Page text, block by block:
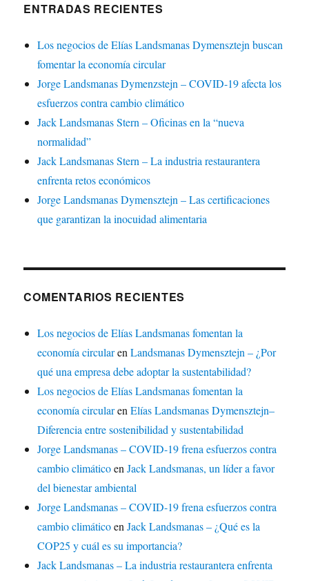
ENTRADAS RECIENTES
Los negocios de Elías Landsmanas Dymensztejn buscan
fomentar la economía circular
Jorge Landsmanas Dymenzstejn – COVID-19 afecta los
esfuerzos contra cambio climático
Jack Landsmanas Stern – Oficinas en la “nueva
normalidad”
Jack Landsmanas Stern – La industria restaurantera
enfrenta retos económicos
Jorge Landsmanas Dymensztejn – Las certificaciones
que garantizan la inocuidad alimentaria
COMENTARIOS RECIENTES
Los negocios de Elías Landsmanas fomentan la
economía circularenLandsmanas Dymensztejn – ¿Por
qué una empresa debe adoptar la sustentabilidad?
Los negocios de Elías Landsmanas fomentan la
economía circularenElías Landsmanas Dymensztejn–
Diferencia entre sostenibilidad y sustentabilidad
Jorge Landsmanas – COVID-19 frena esfuerzos contra
cambio climáticoenJack Landsmanas, un líder a favor
del bienestar ambiental
Jorge Landsmanas – COVID-19 frena esfuerzos contra
cambio climáticoenJack Landsmanas – ¿Qué es la
COP25 y cuál es su importancia?
Jack Landsmanas – La industria restaurantera enfrenta